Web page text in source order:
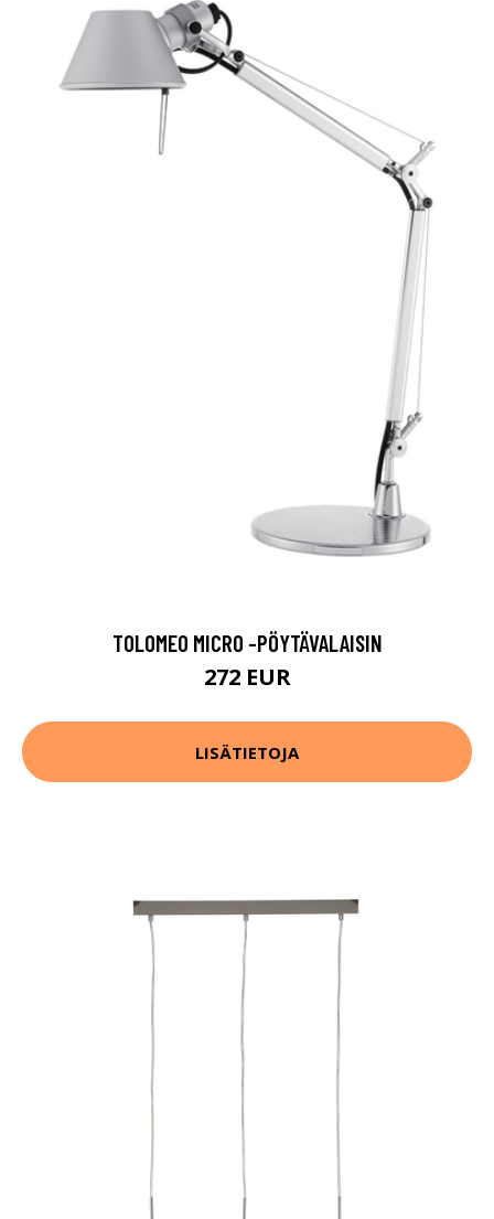
TOLOMEO MICRO -PÖYTÄVALAISIN
272 EUR
LISÄTIETOJA